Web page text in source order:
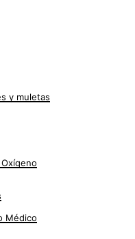
y muletas
Médico